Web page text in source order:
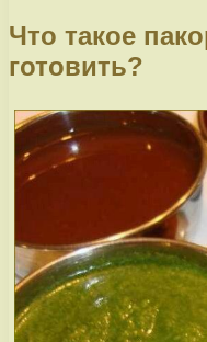
Что такое
готовить?